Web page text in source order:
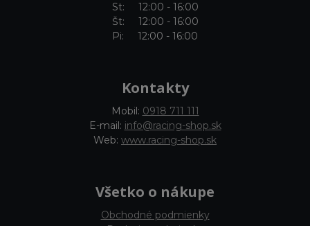
St: 12:00 - 16:00
Št: 12:00 - 16:00
Pi: 12:00 - 16:00
Kontakty
Mobil: 0918 711 111
E-mail: info@racing-shop.sk
Web: www.racing-shop.sk
Všetko o nákupe
Obchodné podmienky